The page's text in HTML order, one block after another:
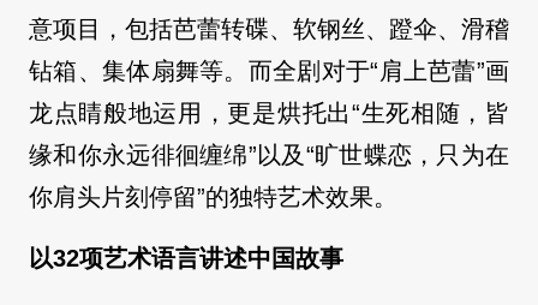
意项目，包括芭蕾转碟、软钢丝、蹬伞、滑稽
钻箱、集体扇舞等。而全剧对于“肩上芭蕾”画
龙点睛般地运用，更是烘托出“生死相随，皆
缘和你永远徘徊缠绵”以及“旷世蝶恋，只为在
你肩头片刻停留”的独特艺术效果。
以32项艺术语言讲述中国故事